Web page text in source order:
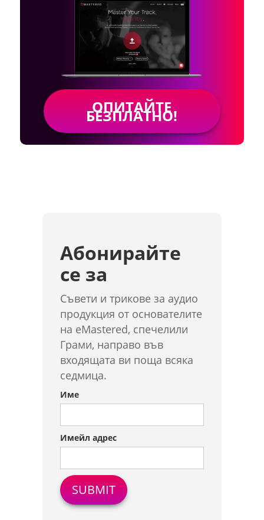
ОПИТАЙТЕ
БЕЗПЛАТНО!
Абонирайте
се за
Съвети и трикове за аудио
продукция от основателите
на eMastered, спечелили
Грами, направо във
входящата ви поща всяка
седмица.
Име
Имейл адрес